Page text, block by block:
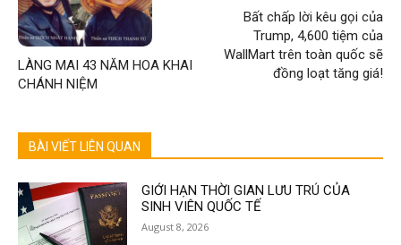
LÀNG MAI 43 NĂM HOA KHAI
CHÁNH NIỆM
Bất chấp lời kêu gọi của
Trump, 4,600 tiệm của
WallMart trên toàn quốc sẽ
đồng loạt tăng giá!
BÀI VIẾT LIÊN QUAN
GIỚI HẠN THỜI GIAN LƯU TRÚ CỦA
SINH VIÊN QUỐC TẾ
August 8, 2026